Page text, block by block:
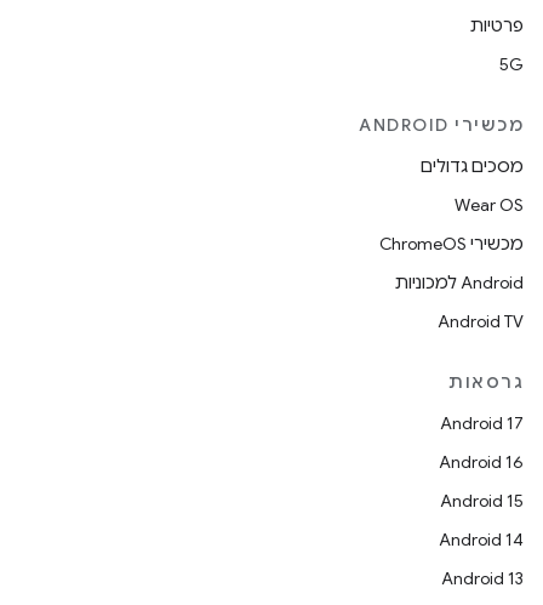
פרטיות
5G
מכשירי ANDROID
מסכים גדולים
Wear OS
מכשירי ChromeOS
Android למכוניות
Android TV
גרסאות
Android 17
Android 16
Android 15
Android 14
Android 13